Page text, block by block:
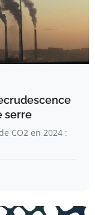
serre
CO2 en 2024 :